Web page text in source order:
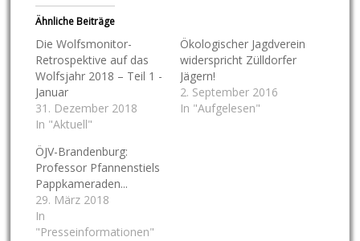
Ähnliche Beiträge
Die Wolfsmonitor-
Retrospektive auf das
Wolfsjahr 2018 – Teil 1 -
Januar
31. Dezember 2018
In "Aktuell"
Ökologischer Jagdverein
widerspricht Zülldorfer
Jägern!
2. September 2016
In "Aufgelesen"
ÖJV-Brandenburg:
Professor Pfannenstiels
Pappkameraden...
29. März 2018
In
"Presseinformationen"